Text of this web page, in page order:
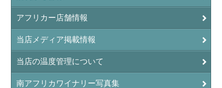
アフリカー店舗情報
当店メディア掲載情報
当店の温度管理について
南アフリカワイナリー写真集